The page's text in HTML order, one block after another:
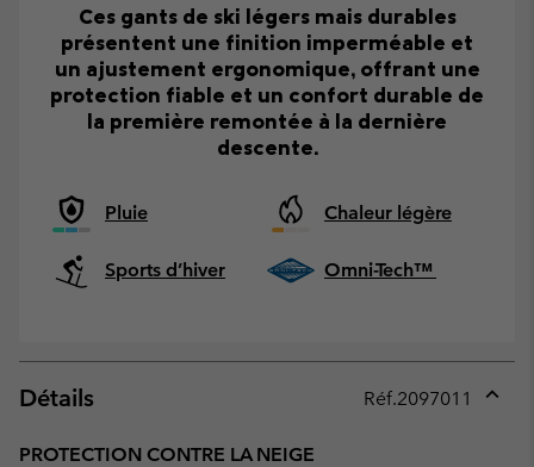
Ces gants de ski légers mais durables
présentent une finition imperméable et
un ajustement ergonomique, offrant une
protection fiable et un confort durable de
la première remontée à la dernière
descente.
Pluie Chaleur légère
Sports d’hiver Omni-Tech™
Détails Réf.2097011
PROTECTION CONTRE LA NEIGE